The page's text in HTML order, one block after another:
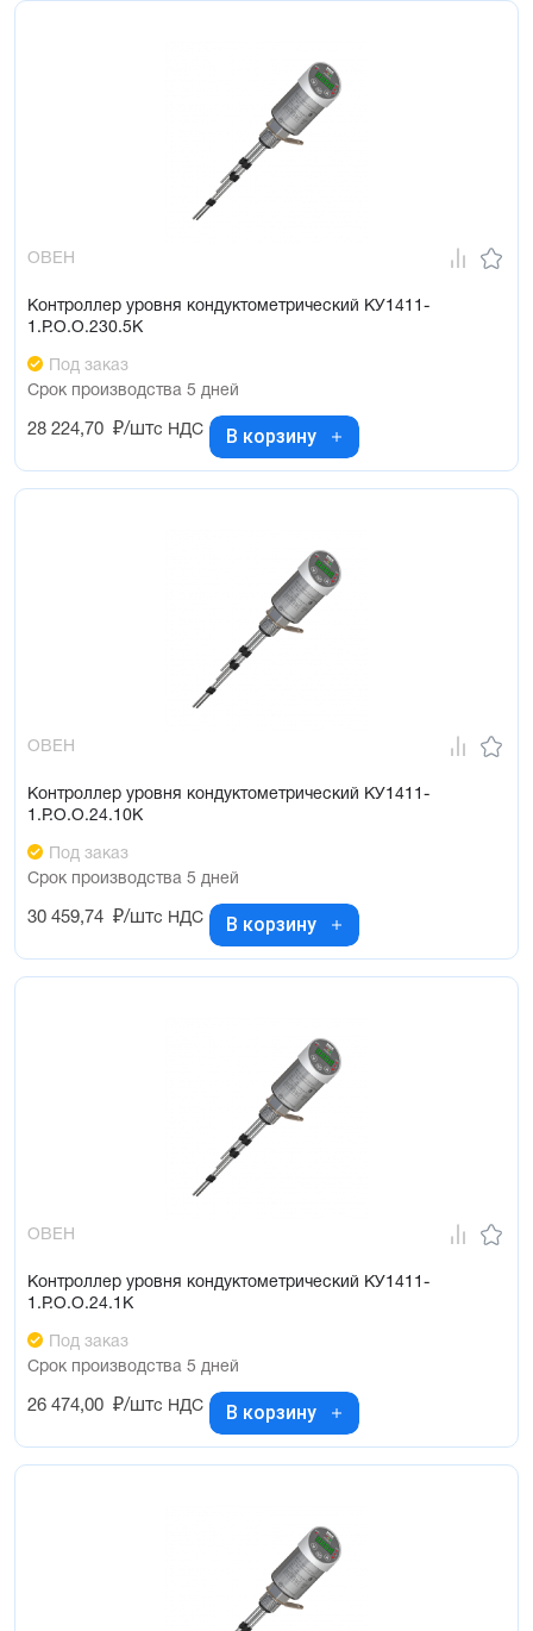
ОВЕН
Контроллер уровня кондуктометрический КУ1411-
1.Р.О.О.230.5К
Под заказ
Срок производства 5 дней
28 224,70 ₽/штс НДС В корзину
ОВЕН
Контроллер уровня кондуктометрический КУ1411-
1.Р.О.О.24.10К
Под заказ
Срок производства 5 дней
30 459,74 ₽/штс НДС В корзину
ОВЕН
Контроллер уровня кондуктометрический КУ1411-
1.Р.О.О.24.1К
Под заказ
Срок производства 5 дней
26 474,00 ₽/штс НДС В корзину